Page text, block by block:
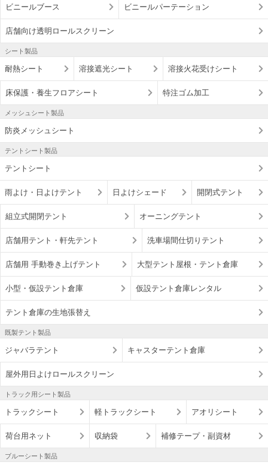
ビニールブース ビニールパーテーション
店舗向け透明ロールスクリーン
シート製品
耐熱シート 溶接遮光シート 溶接火花受けシート
床保護・養生フロアシート 特注ゴム加工
メッシュシート製品
防炎メッシュシート
テントシート製品
テントシート
雨よけ・日よけテント 日よけシェード 開閉式テント
組立式開閉テント オーニングテント
店舗用テント・軒先テント 洗車場間仕切りテント
店舗用 手動巻き上げテント 大型テント屋根・テント倉庫
小型・仮設テント倉庫 仮設テント倉庫レンタル
テント倉庫の生地張替え
既製テント製品
ジャバラテント キャスターテント倉庫
屋外用日よけロールスクリーン
トラック用シート製品
トラックシート 軽トラックシート アオリシート
荷台用ネット 収納袋 補修テープ・副資材
ブルーシート製品